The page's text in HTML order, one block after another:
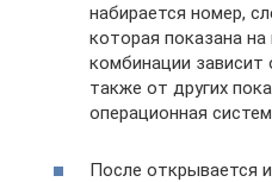
набирается номер,
которая показана
комбинации
также от других
операционная
После открывается